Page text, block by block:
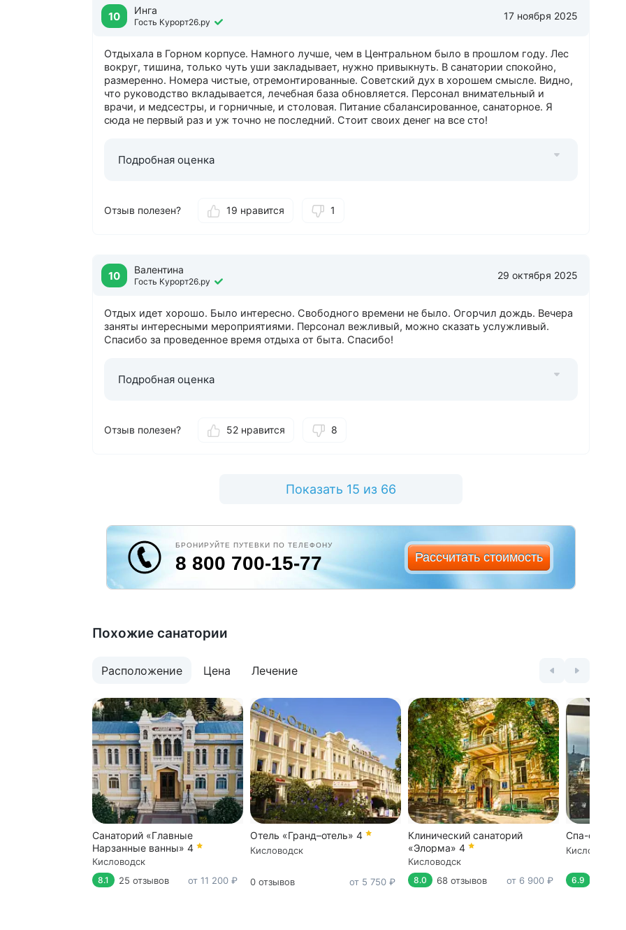
10 Инга
Гость Курорт26.ру
17 ноября 2025
Отдыхала в Горном корпусе. Намного лучше, чем в Центральном было в прошлом году. Лес
вокруг, тишина, только чуть уши закладывает, нужно привыкнуть. В санатории спокойно,
размеренно. Номера чистые, отремонтированные. Советский дух в хорошем смысле. Видно,
что руководство вкладывается, лечебная база обновляется. Персонал внимательный и
врачи, и медсестры, и горничные, и столовая. Питание сбалансированное, санаторное. Я
сюда не первый раз и уж точно не последний. Стоит своих денег на все сто!
Подробная оценка
Отзыв полезен? 19 нравится 1
10 Валентина
Гость Курорт26.ру
29 октября 2025
Отдых идет хорошо. Было интересно. Свободного времени не было. Огорчил дождь. Вечера
заняты интересными мероприятиями. Персонал вежливый, можно сказать услужливый.
Спасибо за проведенное время отдыха от быта. Спасибо!
Подробная оценка
Отзыв полезен? 52 нравится 8
Показать 15 из 66
БРОНИРУЙТЕ ПУТЕВКИ ПО ТЕЛЕФОНУ
8 800 700-15-77 Рассчитать стоимость
Похожие санатории
Расположение Цена Лечение
Санаторий «Главные
Нарзанные ванны» 4
Кисловодск
8.1 25 отзывов от 11 200 ₽
Отель «Гранд–отель» 4
Кисловодск
0 отзывов от 5 750 ₽
Клинический санаторий
«Элорма» 4
Кисловодск
8.0 68 отзывов от 6 900 ₽
Спа-отель
Кисловодск
6.9